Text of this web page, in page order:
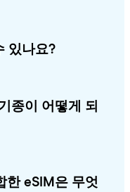
있나요?
종이 어떻게 되
한 eSIM은 무엇